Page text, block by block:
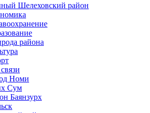
Шелеховский район
района
Номи
Сум
Баянзурх